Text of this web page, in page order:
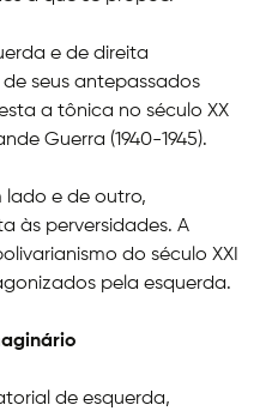
e de direita
seus antepassados
a tônica no século XX
Guerra (1940-1945).
lado e de outro,
às perversidades. A
do século XXI
pela esquerda.
de esquerda,